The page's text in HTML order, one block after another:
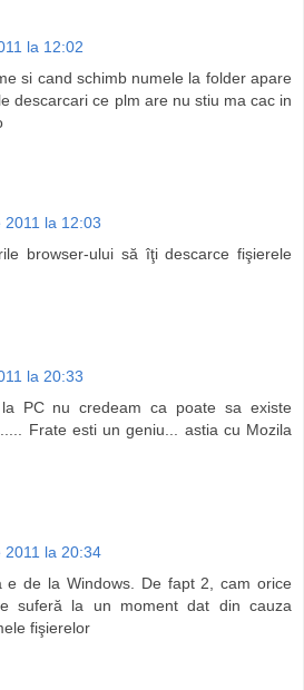
la 12:02
si cand schimb numele la folder apare
descarcari ce plm are nu stiu ma cac in
2011 la 12:03
browser-ului să îţi descarce fişierele
la 20:33
PC nu credeam ca poate sa existe
Frate esti un geniu... astia cu Mozila
2011 la 20:34
e de la Windows. De fapt 2, cam orice
suferă la un moment dat din cauza
fişierelor